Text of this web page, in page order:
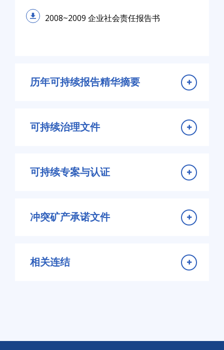
2008~2009 企业社会责任报告书
历年可持续报告精华摘要
2022 可持续报告精华摘要
可持续治理文件
供应商行为准则
隐私权及个人资料保护政策
反歧视反骚扰政策
可持续专案与认证
产品碳足迹
冲突矿产承诺文件
相关连结
联合国全球盟约 (UN Global Compact)